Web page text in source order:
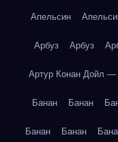
Апельсин
Арбуз Арбуз
Артур Конан Дойл —
Банан Банан
Банан Банан